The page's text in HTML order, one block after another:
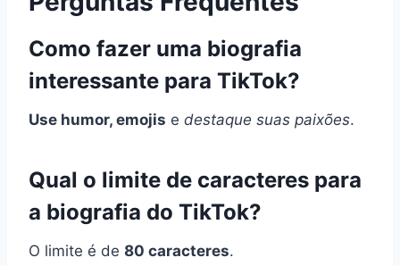
Como fazer uma biografia
interessante para TikTok?
Use humor, emojis e destaque suas paixões.
Qual o limite de caracteres para
a biografia do TikTok?
O limite é de 80 caracteres.